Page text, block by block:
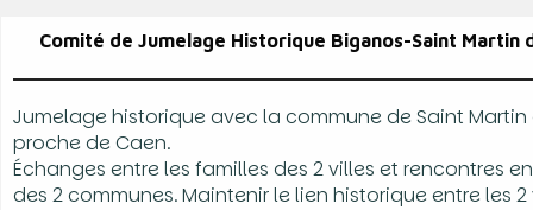
Comité de Jumelage Historique Biganos-Saint Martin
Jumelage historique avec la commune de Saint
proche de Caen.
Échanges entre les familles des 2 villes et rencontres
des 2 communes. Maintenir le lien historique entre les 2